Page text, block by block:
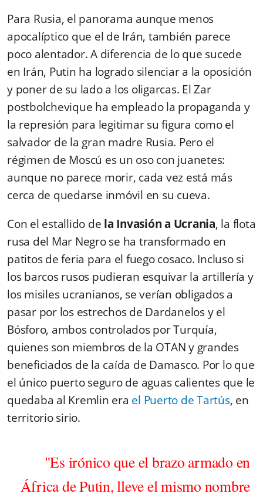
Para Rusia, el panorama aunque menos
apocalíptico que el de Irán, también parece
poco alentador. A diferencia de lo que sucede
en Irán, Putin ha logrado silenciar a la oposición
y poner de su lado a los oligarcas. El Zar
postbolchevique ha empleado la propaganda y
la represión para legitimar su figura como el
salvador de la gran madre Rusia. Pero el
régimen de Moscú es un oso con juanetes:
aunque no parece morir, cada vez está más
cerca de quedarse inmóvil en su cueva.
Con el estallido de la Invasión a Ucrania, la flota
rusa del Mar Negro se ha transformado en
patitos de feria para el fuego cosaco. Incluso si
los barcos rusos pudieran esquivar la artillería y
los misiles ucranianos, se verían obligados a
pasar por los estrechos de Dardanelos y el
Bósforo, ambos controlados por Turquía,
quienes son miembros de la OTAN y grandes
beneficiados de la caída de Damasco. Por lo que
el único puerto seguro de aguas calientes que le
quedaba al Kremlin era el Puerto de Tartús, en
territorio sirio.
"Es irónico que el brazo armado en
África de Putin, lleve el mismo nombre